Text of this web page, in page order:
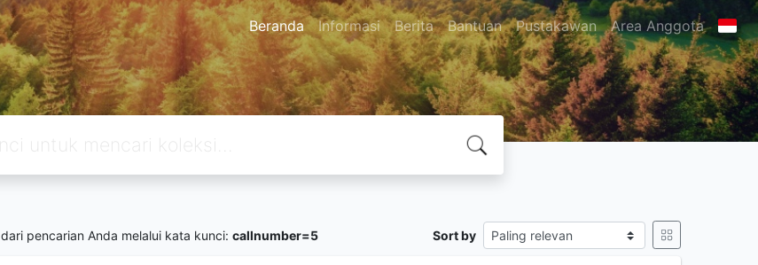
Beranda Informasi Berita Bantuan Pustakawan Area Anggota
dari pencarian Anda melalui kata kunci: callnumber=5 Sort by